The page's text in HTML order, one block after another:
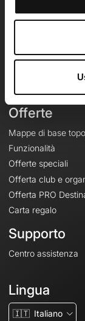
Riguardo a
Offerte
Mappe di base
Funzionalità
Offerte speciali
Offerta club e
Offerta PRO
Carta regalo
Supporto
Centro assistenza
Lingua
🇮🇹 Italiano